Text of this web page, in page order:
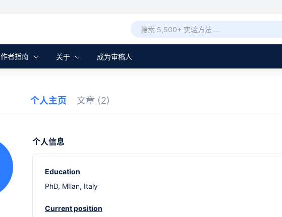
作者指南 关于 成为审稿人
个人主页 文章 (2)
个人信息
Education
PhD, MIlan, Italy
Current position